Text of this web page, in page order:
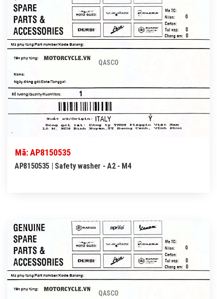
QASCO
Mã: AP8150535
AP8150535 | Safety washer - A2 - M4
QASCO